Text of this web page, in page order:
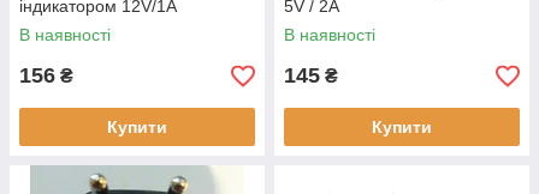
індикатором 12V/1A
В наявності
156 ₴
Купити
5V / 2A
В наявності
145 ₴
Купити